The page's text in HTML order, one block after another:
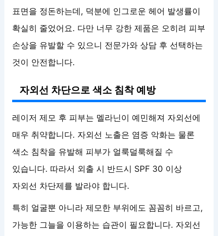
표면을 정돈하는데, 덕분에 인그로운 헤어 발생률이
확실히 줄었어요. 다만 너무 강한 제품은 오히려 피부
손상을 유발할 수 있으니 전문가와 상담 후 선택하는
것이 안전합니다.
자외선 차단으로 색소 침착 예방
레이저 제모 후 피부는 멜라닌이 예민해져 자외선에
매우 취약합니다. 자외선 노출은 염증 악화는 물론
색소 침착을 유발해 피부가 얼룩덜룩해질 수
있습니다. 따라서 외출 시 반드시 SPF 30 이상
자외선 차단제를 발라야 합니다.
특히 얼굴뿐 아니라 제모한 부위에도 꼼꼼히 바르고,
가능한 그늘을 이용하는 습관이 필요합니다. 자외선